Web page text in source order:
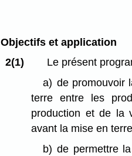
Objectifs et application
2(1)
Le présent
a) de promouvoir
terre entre les
production et de la
avant la mise en
b) de permettre